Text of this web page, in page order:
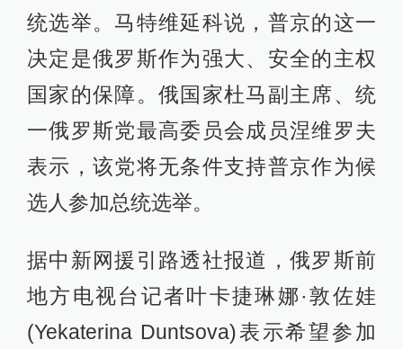
据央视新闻报道，俄罗斯联邦共产党
中央委员会主席久加诺夫此前表示，
俄联邦委员会将于12月13日公布有关
总统选举的具体消息。
据此前报道，俄罗斯联邦委员会主席
马特维延科证实普京已决定参加俄总
统选举。马特维延科说，普京的这一
决定是俄罗斯作为强大、安全的主权